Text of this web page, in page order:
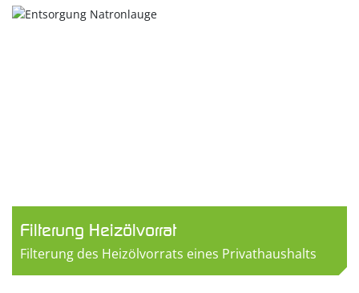
Filterung Heizölvorrat
Filterung des Heizölvorrats eines Privathaushalts